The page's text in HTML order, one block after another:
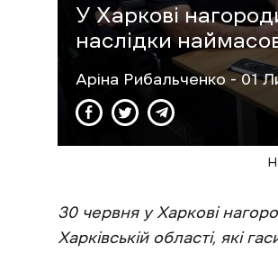
У Харкові
наслідки
Аріна Рибальченко - 01
30 червня у Харкові
Харківській області, які